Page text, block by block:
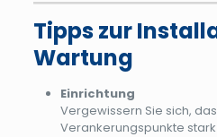
Tipps zur
Wartung
Einrichtung
Vergewissern Sie sich,
Verankerungspunkte